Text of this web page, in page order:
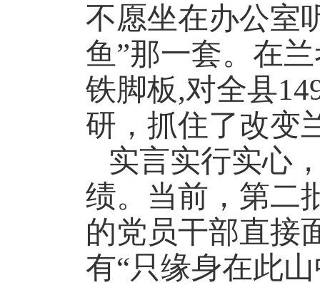
不愿坐在办公室
鱼”那一套。在
铁脚板,对全县
研，抓住了改变
实言实行实心
绩。当前，第二
的党员干部直接
有“只缘身在此